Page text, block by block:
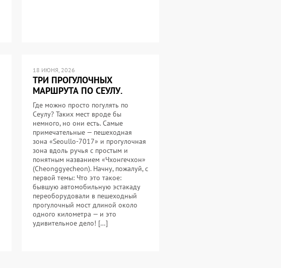
18 ИЮНЯ, 2026
ТРИ ПРОГУЛОЧНЫХ
МАРШРУТА ПО СЕУЛУ.
Где можно просто погулять по
Сеулу? Таких мест вроде бы
немного, но они есть. Самые
примечательные — пешеходная
зона «Seoullo-7017» и прогулочная
зона вдоль ручья с простым и
понятным названием «Чхонгечхон»
(Cheonggyecheon). Начну, пожалуй, с
первой темы: Что это такое:
бывшую автомобильную эстакаду
переоборудовали в пешеходный
прогулочный мост длиной около
одного километра — и это
удивительное дело! […]